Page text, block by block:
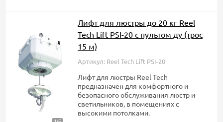
Лифт для люстры до 20 кг Reel
Tech Lift PSI-20 с пультом ду (трос
15 м)
Артикул: Reel Tech Lift PSI-20
​Лифт для люстры Reel Tech
предназначен для комфортного и
безопасного обслуживания люстр и
светильников, в помещениях с
высокими потолками.